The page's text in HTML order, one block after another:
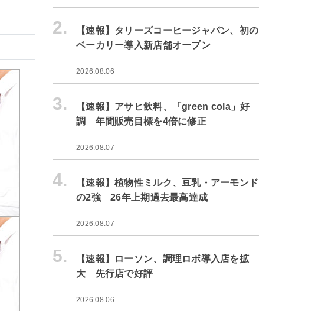
2.
【速報】タリーズコーヒージャパン、初の
ベーカリー導入新店舗オープン
2026.08.06
3.
【速報】アサヒ飲料、「green cola」好
調 年間販売目標を4倍に修正
2026.08.07
4.
【速報】植物性ミルク、豆乳・アーモンド
の2強 26年上期過去最高達成
2026.08.07
5.
【速報】ローソン、調理ロボ導入店を拡
大 先行店で好評
2026.08.06